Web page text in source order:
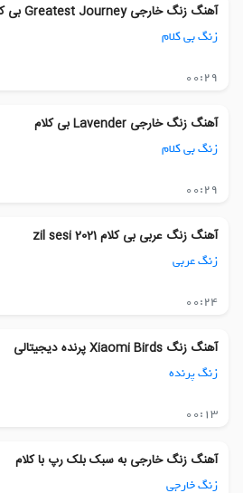
آهنگ زنگ خارجی Greatest Journey بی کلام
زنگ بی کلام
00:29
آهنگ زنگ خارجی Lavender بی کلام
زنگ بی کلام
00:29
آهنگ زنگ عربی بی کلام 2021 zil sesi
زنگ عربی
00:24
آهنگ زنگ Xiaomi Birds پرنده دیجیتالی
زنگ پرنده
00:13
آهنگ زنگ خارجی به سبک بلک رپ با کلام
زنگ خارجی